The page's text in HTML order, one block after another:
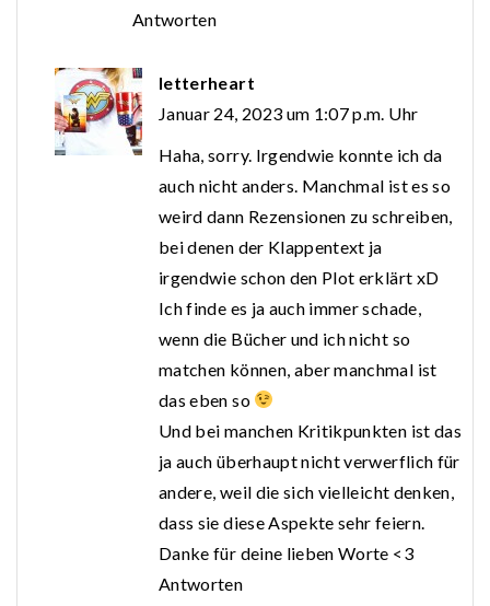
Antworten
letterheart
Januar 24, 2023 um 1:07 p.m. Uhr
Haha, sorry. Irgendwie konnte ich da
auch nicht anders. Manchmal ist es so
weird dann Rezensionen zu schreiben,
bei denen der Klappentext ja
irgendwie schon den Plot erklärt xD
Ich finde es ja auch immer schade,
wenn die Bücher und ich nicht so
matchen können, aber manchmal ist
das eben so
Und bei manchen Kritikpunkten ist das
ja auch überhaupt nicht verwerflich für
andere, weil die sich vielleicht denken,
dass sie diese Aspekte sehr feiern.
Danke für deine lieben Worte <3
Antworten